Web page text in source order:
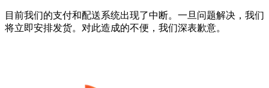
目前我们的支付和配送系统出现了中断。一旦问题解决，我们
将立即安排发货。对此造成的不便，我们深表歉意。